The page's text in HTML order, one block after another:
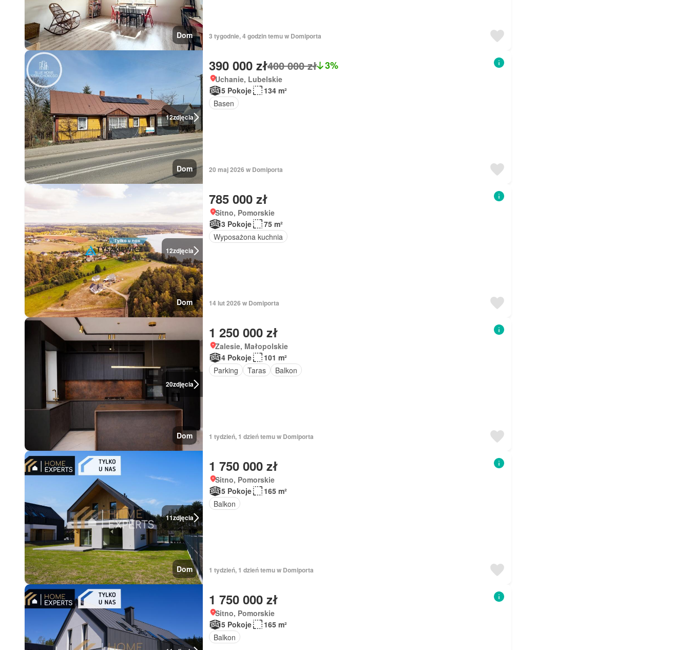
Dom 3 tygodnie, 4 godzin temu w Domiporta
12zdjęcia
Dom
390 000 zł400 000 zł 3%
Uchanie, Lubelskie
5 Pokoje
134 m²
Basen
20 maj 2026 w Domiporta
12zdjęcia
Dom
785 000 zł
Sitno, Pomorskie
3 Pokoje
75 m²
Wyposażona kuchnia
14 lut 2026 w Domiporta
20zdjęcia
Dom
1 250 000 zł
Zalesie, Małopolskie
4 Pokoje
101 m²
Parking
Taras Balkon
1 tydzień, 1 dzień temu w Domiporta
11zdjęcia
Dom
1 750 000 zł
Sitno, Pomorskie
5 Pokoje
165 m²
Balkon
1 tydzień, 1 dzień temu w Domiporta
1 750 000 zł
Sitno, Pomorskie
5 Pokoje
165 m²
Balkon